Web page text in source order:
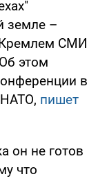
земле –
Кремлем СМИ
этом
в
пишет
он не готов
что